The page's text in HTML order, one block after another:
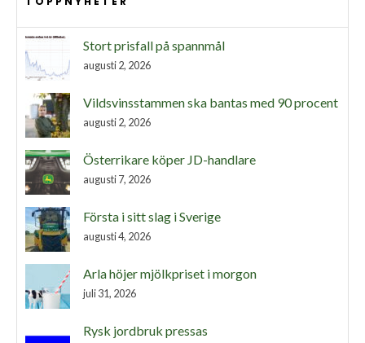
Stort prisfall på spannmål
augusti 2, 2026
Vildsvinsstammen ska bantas med 90 procent
augusti 2, 2026
Österrikare köper JD-handlare
augusti 7, 2026
Första i sitt slag i Sverige
augusti 4, 2026
Arla höjer mjölkpriset i morgon
juli 31, 2026
Rysk jordbruk pressas